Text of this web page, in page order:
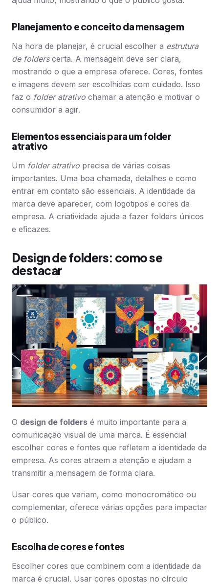
Planejamento e conceito da mensagem
Na hora de planejar, é crucial escolher a estrutura
de folderscerta. A mensagem deve ser clara,
mostrando o que a empresa oferece. Cores, fontes
e imagens devem ser escolhidas com cuidado. Isso
faz o folder atrativo chamar a atenção e motivar o
consumidor a agir.
Elementos essenciais para um folder
atrativo
Um folder atrativo precisa de várias coisas
importantes. Uma boa chamada, detalhes e como
entrar em contato são essenciais. A identidade da
marca deve aparecer, com logotipos e cores da
empresa. A criatividade ajuda a fazer folders únicos
e eficazes.
Design de folders: como se
destacar
O design de folders é muito importante para a
comunicação visual de uma marca. É essencial
escolher cores e fontes que refletem a identidade da
empresa. As cores atraem a atenção e ajudam a
transmitir a mensagem de forma clara.
Usar cores que variam, como monocromático ou
complementar, oferece várias opções para impactar
o público.
Escolha de cores e fontes
Escolher cores que combinem com a identidade da
marca é crucial. Usar cores opostas no círculo